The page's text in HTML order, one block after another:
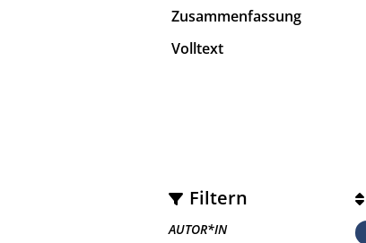
Zusammenfassung
Volltext
Filtern
AUTOR*IN